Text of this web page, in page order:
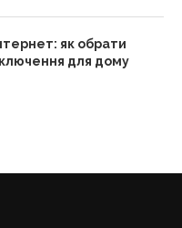
як обрати
для дому